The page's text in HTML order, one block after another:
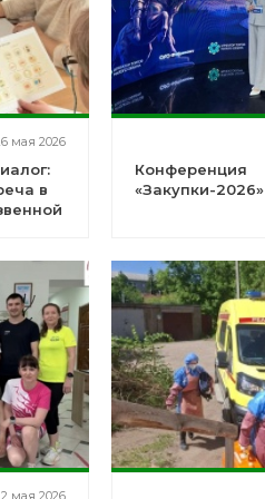
мая 2026
в
Конференция
«Закупки-2026»
мая 2026